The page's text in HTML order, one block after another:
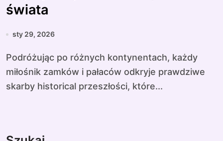
świata
sty 29, 2026
Podróżując po różnych kontynentach, każdy
miłośnik zamków i pałaców odkryje prawdziwe
skarby historical przeszłości, które...